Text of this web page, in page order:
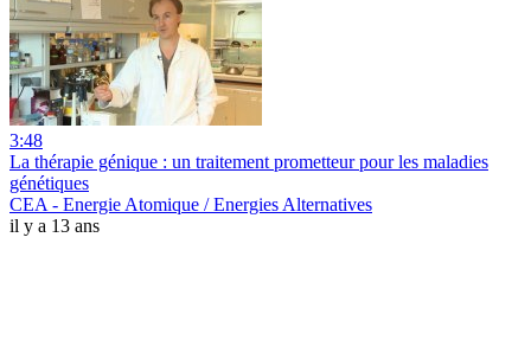
3:48
La thérapie génique : un traitement prometteur pour les maladies
génétiques
CEA - Energie Atomique / Energies Alternatives
il y a 13 ans